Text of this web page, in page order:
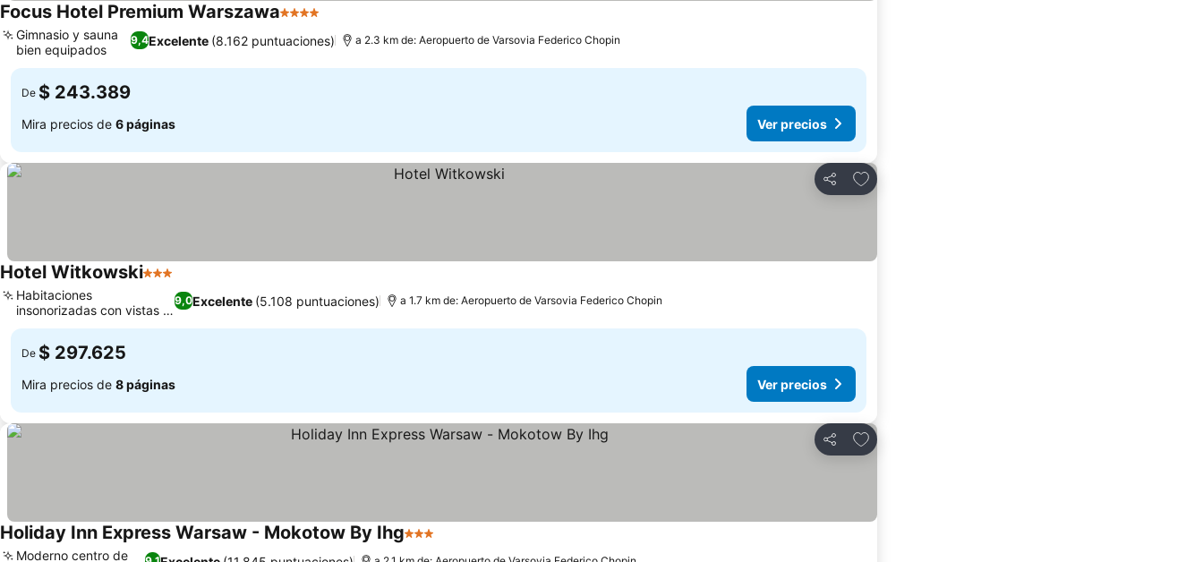
Focus Hotel Premium Warszawa4 Estrellas
9,4Excelente (8.162 puntuaciones)
Gimnasio y sauna
bien equipados
a 2.3 km de: Aeropuerto de Varsovia Federico Chopin
De $ 243.389
Mira precios de 6 páginas Ver precios
Compartir
Agregar a favoritos
Hotel Witkowski3 Estrellas
9,0Excelente (5.108 puntuaciones)
Habitaciones
insonorizadas con vistas a
la ciudad
a 1.7 km de: Aeropuerto de Varsovia Federico Chopin
De $ 297.625
Mira precios de 8 páginas Ver precios
Compartir
Agregar a favoritos
Holiday Inn Express Warsaw - Mokotow By Ihg3 Estrellas
Moderno centro de